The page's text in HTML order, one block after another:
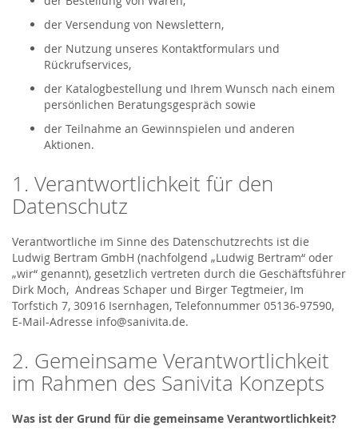
der Versendung von Newslettern,
der Nutzung unseres Kontaktformulars und
Rückrufservices,
der Katalogbestellung und Ihrem Wunsch nach einem
persönlichen Beratungsgespräch sowie
der Teilnahme an Gewinnspielen und anderen
Aktionen.
1. Verantwortlichkeit für den
Datenschutz
Verantwortliche im Sinne des Datenschutzrechts ist die
Ludwig Bertram GmbH (nachfolgend „Ludwig Bertram“ oder
„wir“ genannt), gesetzlich vertreten durch die Geschäftsführer
Dirk Moch, Andreas Schaper und Birger Tegtmeier, Im
Torfstich 7, 30916 Isernhagen, Telefonnummer 05136-97590,
E-Mail-Adresse info@sanivita.de.
2. Gemeinsame Verantwortlichkeit
im Rahmen des Sanivita Konzepts
Was ist der Grund für die gemeinsame Verantwortlichkeit?